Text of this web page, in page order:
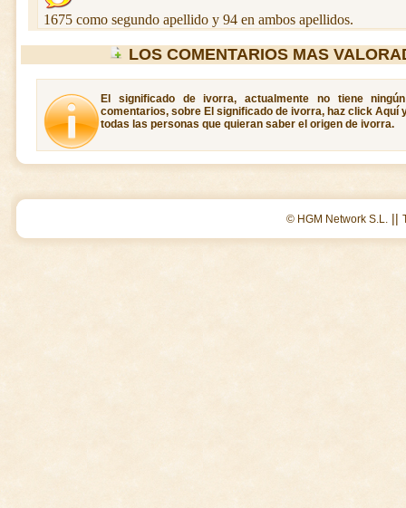
1675 como segundo apellido y 94 en ambos apellidos.
LOS COMENTARIOS MAS
El significado de ivorra, actualmente no tiene
comentarios, sobre El significado de ivorra, haz click Aquí
todas las personas que quieran saber el origen de ivorra.
© HGM Network S.L. ||